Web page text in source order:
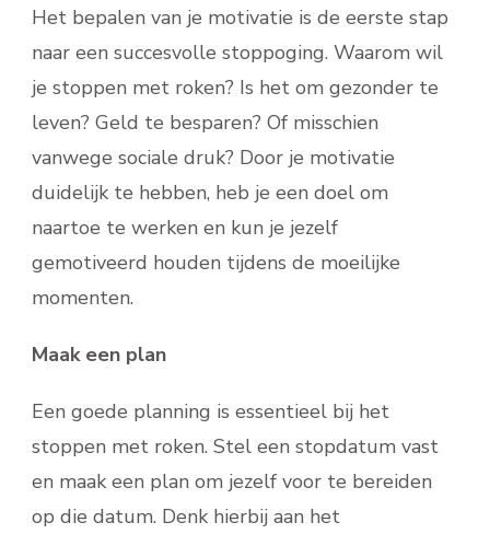
Het bepalen van je motivatie is de eerste stap
naar een succesvolle stoppoging. Waarom wil
je stoppen met roken? Is het om gezonder te
leven? Geld te besparen? Of misschien
vanwege sociale druk? Door je motivatie
duidelijk te hebben, heb je een doel om
naartoe te werken en kun je jezelf
gemotiveerd houden tijdens de moeilijke
momenten.
Maak een plan
Een goede planning is essentieel bij het
stoppen met roken. Stel een stopdatum vast
en maak een plan om jezelf voor te bereiden
op die datum. Denk hierbij aan het